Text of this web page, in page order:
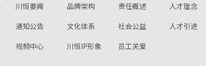
川恒要闻
通知公告
视频中心
品牌架构
文化体系
川恒IP形象
责任概述
社会公益
员工关爱
人才理念
人才引进